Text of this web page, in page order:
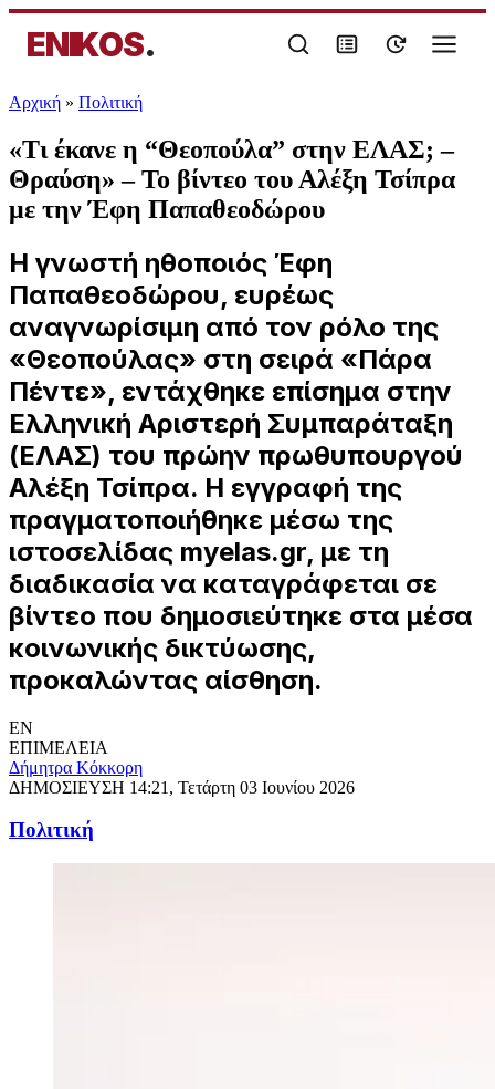
ENIKOS.
Αρχική » Πολιτική
«Τι έκανε η “Θεοπούλα” στην ΕΛΑΣ; –
Θραύση» – Το βίντεο του Αλέξη Τσίπρα
με την Έφη Παπαθεοδώρου
Η γνωστή ηθοποιός Έφη
Παπαθεοδώρου, ευρέως
αναγνωρίσιμη από τον ρόλο της
«Θεοπούλας» στη σειρά «Πάρα
Πέντε», εντάχθηκε επίσημα στην
Ελληνική Αριστερή Συμπαράταξη
(ΕΛΑΣ) του πρώην πρωθυπουργού
Αλέξη Τσίπρα. Η εγγραφή της
πραγματοποιήθηκε μέσω της
ιστοσελίδας myelas.gr, με τη
διαδικασία να καταγράφεται σε
βίντεο που δημοσιεύτηκε στα μέσα
κοινωνικής δικτύωσης,
προκαλώντας αίσθηση.
EN
ΕΠΙΜΕΛΕΙΑ
Δήμητρα Κόκκορη
ΔΗΜΟΣΙΕΥΣΗ 14:21, Τετάρτη 03 Ιουνίου 2026
Πολιτική